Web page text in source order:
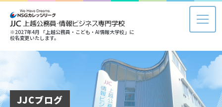
※2027年4月 「上越公務員・こども・AI情報大学校」に
校名変更いたします。
JJCブログ